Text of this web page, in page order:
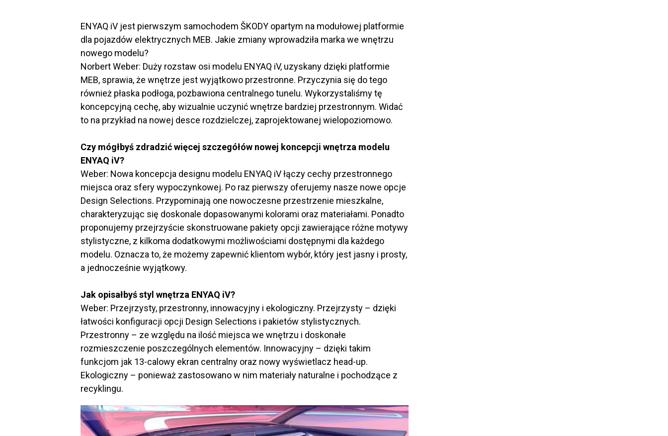
ENYAQ iV jest pierwszym samochodem ŠKODY opartym na modułowej platformie
dla pojazdów elektrycznych MEB. Jakie zmiany wprowadziła marka we wnętrzu
nowego modelu?
Norbert Weber: Duży rozstaw osi modelu ENYAQ iV, uzyskany dzięki platformie
MEB, sprawia, że wnętrze jest wyjątkowo przestronne. Przyczynia się do tego
również płaska podłoga, pozbawiona centralnego tunelu. Wykorzystaliśmy tę
koncepcyjną cechę, aby wizualnie uczynić wnętrze bardziej przestronnym. Widać
to na przykład na nowej desce rozdzielczej, zaprojektowanej wielopoziomowo.
Czy mógłbyś zdradzić więcej szczegółów nowej koncepcji wnętrza modelu
ENYAQ iV?
Weber: Nowa koncepcja designu modelu ENYAQ iV łączy cechy przestronnego
miejsca oraz sfery wypoczynkowej. Po raz pierwszy oferujemy nasze nowe opcje
Design Selections. Przypominają one nowoczesne przestrzenie mieszkalne,
charakteryzując się doskonale dopasowanymi kolorami oraz materiałami. Ponadto
proponujemy przejrzyście skonstruowane pakiety opcji zawierające różne motywy
stylistyczne, z kilkoma dodatkowymi możliwościami dostępnymi dla każdego
modelu. Oznacza to, że możemy zapewnić klientom wybór, który jest jasny i prosty,
a jednocześnie wyjątkowy.
Jak opisałbyś styl wnętrza ENYAQ iV?
Weber: Przejrzysty, przestronny, innowacyjny i ekologiczny. Przejrzysty – dzięki
łatwości konfiguracji opcji Design Selections i pakietów stylistycznych.
Przestronny – ze względu na ilość miejsca we wnętrzu i doskonałe
rozmieszczenie poszczególnych elementów. Innowacyjny – dzięki takim
funkcjom jak 13-calowy ekran centralny oraz nowy wyświetlacz head-up.
Ekologiczny – ponieważ zastosowano w nim materiały naturalne i pochodzące z
recyklingu.